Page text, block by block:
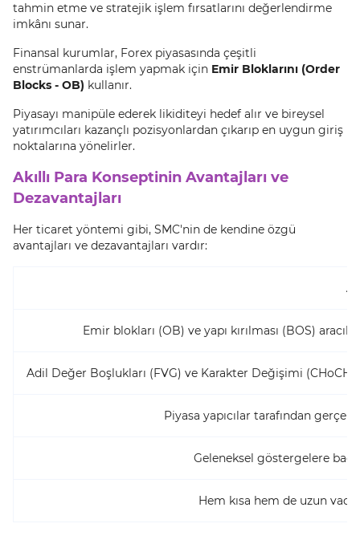
tahmin etme ve stratejik işlem fırsatlarını değerlendirme
imkânı sunar.
Finansal kurumlar, Forex piyasasında çeşitli
enstrümanlarda işlem yapmak için Emir Bloklarını (Order
Blocks - OB) kullanır.
Piyasayı manipüle ederek likiditeyi hedef alır ve bireysel
yatırımcıları kazançlı pozisyonlardan çıkarıp en uygun giriş
noktalarına yönelirler.
Akıllı Para Konseptinin Avantajları ve
Dezavantajları
Her ticaret yöntemi gibi, SMC'nin de kendine özgü
avantajları ve dezavantajları vardır:
Emir blokları (OB) ve yapı kırılması (BOS)
Adil Değer Boşlukları (FVG) ve Karakter Değişimi (CHoCH)
Piyasa yapıcılar tarafından
Geleneksel göstergelere
Hem kısa hem de uzun